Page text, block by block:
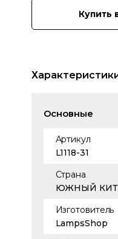
Купить
Основные
Артикул
L1118-31
Страна
ЮЖНЫЙ
Изготовитель
LampsShop